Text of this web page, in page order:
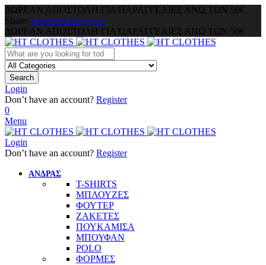
ΔΩΡΕΑΝ ΑΠΟΣΤΟΛΗ ΓΙΑ ΠΑΡΑΓΓΕΛΙΕΣ ΑΝΩ ΤΩΝ 50€
Share: Facebook Instagram
ΔΩΡΕΑΝ ΑΠΟΣΤΟΛΗ ΓΙΑ ΠΑΡΑΓΓΕΛΙΕΣ ΑΝΩ ΤΩΝ 50€
Search
Login
Don’t have an account? Register
0
Menu
Login
Don’t have an account? Register
ΑΝΔΡΑΣ
T-SHIRTS
ΜΠΛΟΥΖΕΣ
ΦΟΥΤΕΡ
ΖΑΚΕΤΕΣ
ΠΟΥΚΑΜΙΣΑ
ΜΠΟΥΦΑΝ
POLO
ΦΟΡΜΕΣ